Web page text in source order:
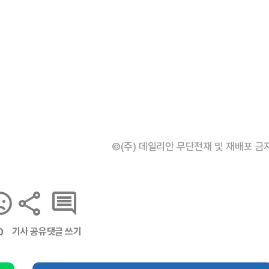
©(주) 데일리안 무단전재 및 재배포 금
기사 공유댓글 쓰기